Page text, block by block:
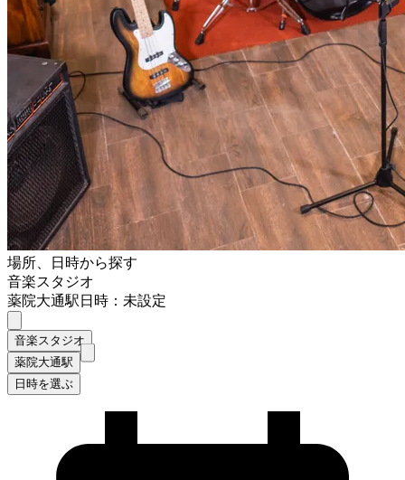
場所、日時から探す
音楽スタジオ
薬院大通駅日時：未設定
音楽スタジオ
薬院大通駅
日時を選ぶ